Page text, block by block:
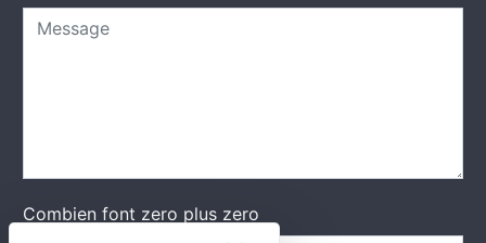
Combien font zero plus zero